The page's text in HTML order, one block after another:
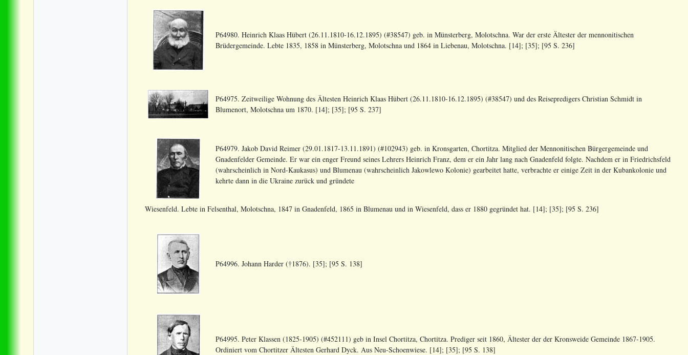
P64980. Heinrich Klaas Hübert (26.11.1810-16.12.1895) (#38547) geb. in Münsterberg, Molotschna. War der erste Ältester der mennonitischen
Brüdergemeinde. Lebte 1835, 1858 in Münsterberg, Molotschna und 1864 in Liebenau, Molotschna. [14]; [35]; [95 S. 236]
P64975. Zeitweilige Wohnung des Ältesten Heinrich Klaas Hübert (26.11.1810-16.12.1895) (#38547) und des Reisepredigers Christian Schmidt in
Blumenort, Molotschna um 1870. [14]; [35]; [95 S. 237]
P64979. Jakob David Reimer (29.01.1817-13.11.1891) (#102943) geb. in Kronsgarten, Chortitza. Mitglied der Mennonitischen Bürgergemeinde und
Gnadenfelder Gemeinde. Er war ein enger Freund seines Lehrers Heinrich Franz, dem er ein Jahr lang nach Gnadenfeld folgte. Nachdem er in Friedrichsfeld
(wahrscheinlich in Nord-Kaukasus) und Blumenau (wahrscheinlich Jakowlewo Kolonie) gearbeitet hatte, verbrachte er einige Zeit in der Kubankolonie und
kehrte dann in die Ukraine zurück und gründete
Wiesenfeld. Lebte in Felsenthal, Molotschna, 1847 in Gnadenfeld, 1865 in Blumenau und in Wiesenfeld, dass er 1880 gegründet hat. [14]; [35]; [95 S. 236]
P64996. Johann Harder (†1876). [35]; [95 S. 138]
P64995. Peter Klassen (1825-1905) (#452111) geb in Insel Chortitza, Chortitza. Prediger seit 1860, Ältester der der Kronsweide Gemeinde 1867-1905.
Ordiniert vom Chortitzer Ältesten Gerhard Dyck. Aus Neu-Schoenwiese. [14]; [35]; [95 S. 138]